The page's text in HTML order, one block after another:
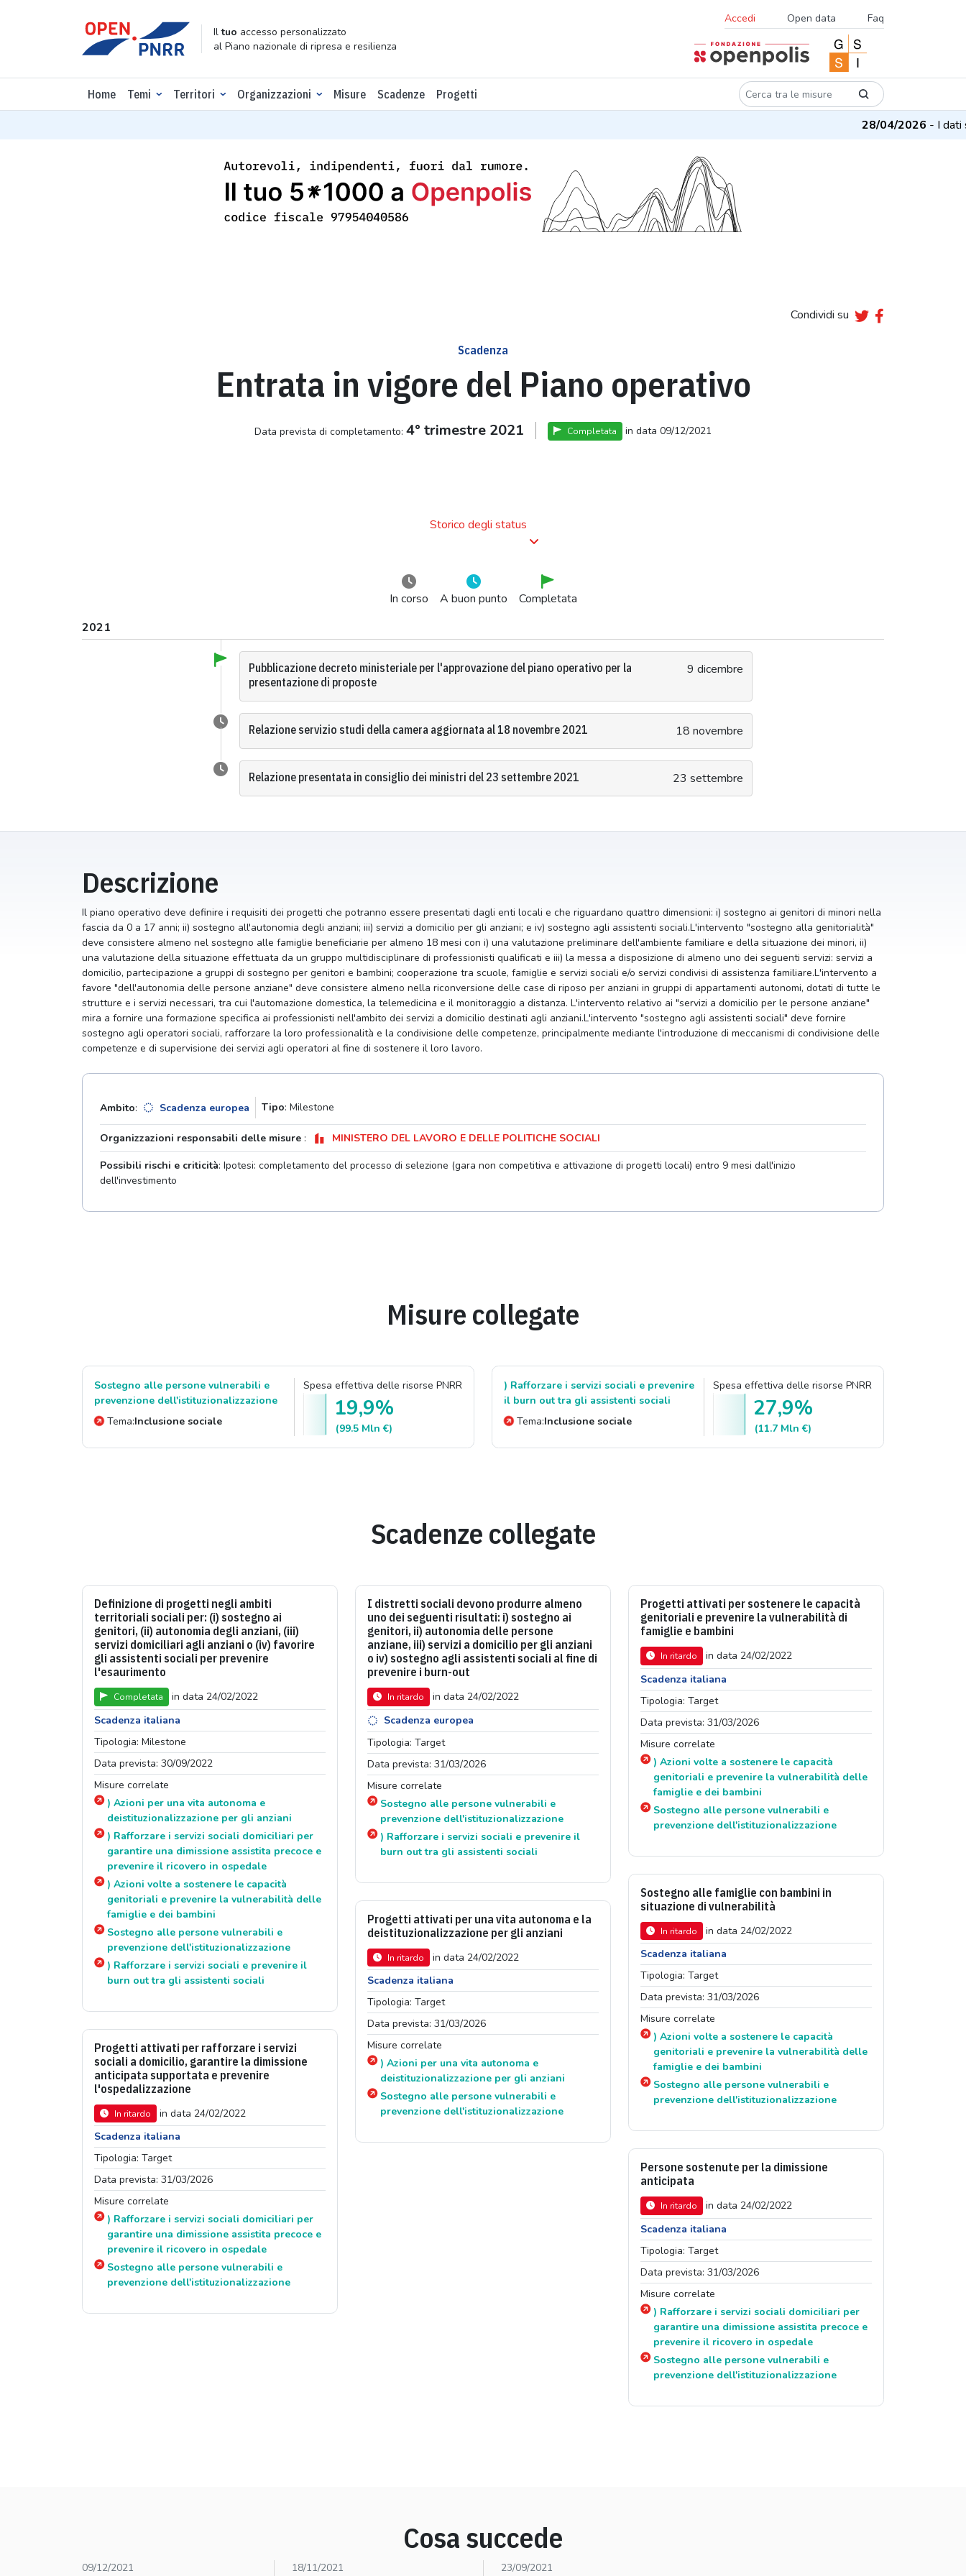
Iltuo accesso personalizzato
al Piano nazionale di ripresa e resilienza
Accedi Open data Faq
Home Temi Territori Organizzazioni Misure Scadenze Progetti
28/04/2026- I dati su
Condividi su
Scadenza
Entrata in vigore del Piano operativo
Data prevista di completamento:4° trimestre 2021 Completata in data 09/12/2021
Storico degli status
In corso A buon punto
Completata
2021
Pubblicazione decreto ministeriale per l'approvazione del piano operativo per la
presentazione di proposte
9 dicembre
Relazione servizio studi della camera aggiornata al 18 novembre 2021 18 novembre
Relazione presentata in consiglio dei ministri del 23 settembre 2021 23 settembre
Descrizione
Il piano operativo deve definire i requisiti dei progetti che potranno essere presentati dagli enti locali e che riguardano quattro dimensioni: i) sostegno ai genitori di minori nella
fascia da 0 a 17 anni; ii) sostegno all'autonomia degli anziani; iii) servizi a domicilio per gli anziani; e iv) sostegno agli assistenti sociali.L'intervento "sostegno alla genitorialità"
deve consistere almeno nel sostegno alle famiglie beneficiarie per almeno 18 mesi con i) una valutazione preliminare dell'ambiente familiare e della situazione dei minori, ii)
una valutazione della situazione effettuata da un gruppo multidisciplinare di professionisti qualificati e iii) la messa a disposizione di almeno uno dei seguenti servizi: servizi a
domicilio, partecipazione a gruppi di sostegno per genitori e bambini; cooperazione tra scuole, famiglie e servizi sociali e/o servizi condivisi di assistenza familiare.L'intervento a
favore "dell'autonomia delle persone anziane" deve consistere almeno nella riconversione delle case di riposo per anziani in gruppi di appartamenti autonomi, dotati di tutte le
strutture e i servizi necessari, tra cui l'automazione domestica, la telemedicina e il monitoraggio a distanza. L'intervento relativo ai "servizi a domicilio per le persone anziane"
mira a fornire una formazione specifica ai professionisti nell'ambito dei servizi a domicilio destinati agli anziani.L'intervento "sostegno agli assistenti sociali" deve fornire
sostegno agli operatori sociali, rafforzare la loro professionalità e la condivisione delle competenze, principalmente mediante l'introduzione di meccanismi di condivisione delle
competenze e di supervisione dei servizi agli operatori al fine di sostenere il loro lavoro.
Ambito: Scadenza europea Tipo: Milestone
Organizzazioni responsabili delle misure :
MINISTERO DEL LAVORO E DELLE POLITICHE SOCIALI
Possibili rischi e criticità: Ipotesi: completamento del processo di selezione (gara non competitiva e attivazione di progetti locali) entro 9 mesi dall'inizio
dell'investimento
Misure collegate
Sostegno alle persone vulnerabili e
prevenzione dell'istituzionalizzazione
Tema:Inclusione sociale
Spesa effettiva delle risorse PNRR
19,9%
(99.5 Mln €)
) Rafforzare i servizi sociali e prevenire
il burn out tra gli assistenti sociali
Tema:Inclusione sociale
Spesa effettiva delle risorse PNRR
27,9%
(11.7 Mln €)
Scadenze collegate
Definizione di progetti negli ambiti
territoriali sociali per: (i) sostegno ai
genitori, (ii) autonomia degli anziani, (iii)
servizi domiciliari agli anziani o (iv) favorire
gli assistenti sociali per prevenire
l'esaurimento
Completata
in data 24/02/2022
Scadenza italiana
Tipologia: Milestone
Data prevista: 30/09/2022
Misure correlate
) Azioni per una vita autonoma e
deistituzionalizzazione per gli anziani
) Rafforzare i servizi sociali domiciliari per
garantire una dimissione assistita precoce e
prevenire il ricovero in ospedale
) Azioni volte a sostenere le capacità
genitoriali e prevenire la vulnerabilità delle
famiglie e dei bambini
Sostegno alle persone vulnerabili e
prevenzione dell'istituzionalizzazione
) Rafforzare i servizi sociali e prevenire il
burn out tra gli assistenti sociali
I distretti sociali devono produrre almeno
uno dei seguenti risultati: i) sostegno ai
genitori, ii) autonomia delle persone
anziane, iii) servizi a domicilio per gli anziani
o iv) sostegno agli assistenti sociali al fine di
prevenire i burn-out
In ritardo
in data 24/02/2022
Scadenza europea
Tipologia: Target
Data prevista: 31/03/2026
Misure correlate
Sostegno alle persone vulnerabili e
prevenzione dell'istituzionalizzazione
) Rafforzare i servizi sociali e prevenire il
burn out tra gli assistenti sociali
Progetti attivati per sostenere le capacità
genitoriali e prevenire la vulnerabilità di
famiglie e bambini
In ritardo
in data 24/02/2022
Scadenza italiana
Tipologia: Target
Data prevista: 31/03/2026
Misure correlate
) Azioni volte a sostenere le capacità
genitoriali e prevenire la vulnerabilità delle
famiglie e dei bambini
Sostegno alle persone vulnerabili e
prevenzione dell'istituzionalizzazione
Sostegno alle famiglie con bambini in
situazione di vulnerabilità
In ritardo
in data 24/02/2022
Scadenza italiana
Tipologia: Target
Data prevista: 31/03/2026
Misure correlate
) Azioni volte a sostenere le capacità
genitoriali e prevenire la vulnerabilità delle
famiglie e dei bambini
Sostegno alle persone vulnerabili e
prevenzione dell'istituzionalizzazione
Progetti attivati per una vita autonoma e la
deistituzionalizzazione per gli anziani
In ritardo
in data 24/02/2022
Scadenza italiana
Tipologia: Target
Data prevista: 31/03/2026
Misure correlate
) Azioni per una vita autonoma e
deistituzionalizzazione per gli anziani
Sostegno alle persone vulnerabili e
prevenzione dell'istituzionalizzazione
Progetti attivati per rafforzare i servizi
sociali a domicilio, garantire la dimissione
anticipata supportata e prevenire
l'ospedalizzazione
In ritardo
in data 24/02/2022
Scadenza italiana
Tipologia: Target
Data prevista: 31/03/2026
Misure correlate
) Rafforzare i servizi sociali domiciliari per
garantire una dimissione assistita precoce e
prevenire il ricovero in ospedale
Sostegno alle persone vulnerabili e
prevenzione dell'istituzionalizzazione
Persone sostenute per la dimissione
anticipata
In ritardo
in data 24/02/2022
Scadenza italiana
Tipologia: Target
Data prevista: 31/03/2026
Misure correlate
) Rafforzare i servizi sociali domiciliari per
garantire una dimissione assistita precoce e
prevenire il ricovero in ospedale
Sostegno alle persone vulnerabili e
prevenzione dell'istituzionalizzazione
Cosa succede
09/12/2021 18/11/2021 23/09/2021